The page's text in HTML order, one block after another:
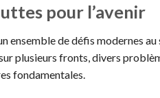
pour l’avenir
ensemble de défis modernes
plusieurs fronts, divers
fondamentales.